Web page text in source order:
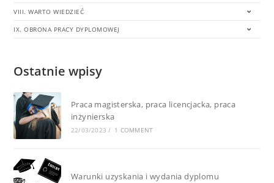
VIII. WARTO WIEDZIEĆ
IX. OBRONA PRACY DYPLOMOWEJ
Ostatnie wpisy
Praca magisterska, praca licencjacka, praca
inżynierska
22/03/2023 / 1 COMMENT
Warunki uzyskania i wydania dyplomu